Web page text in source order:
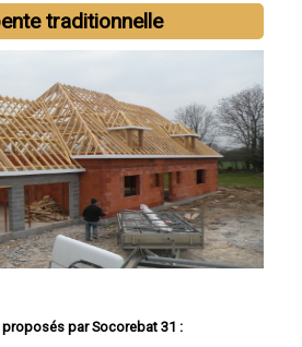
les villes suivantes :
Muret, Blagnac,Cugnaux,
Saint-Agne,Saint-Gaudens
traditionnelle
par Socorebat 31 :